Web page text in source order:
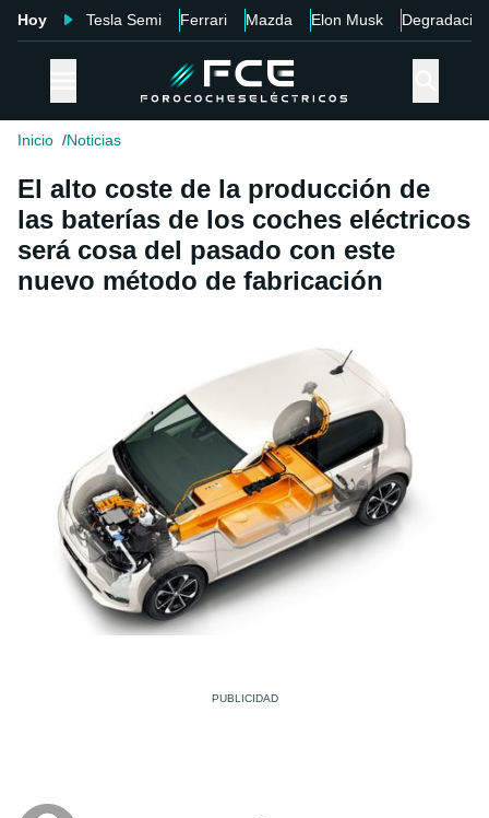
Hoy Tesla Semi Ferrari Mazda Elon Musk Degradación
Inicio Noticias
El alto coste de la producción de
las baterías de los coches eléctricos
será cosa del pasado con este
nuevo método de fabricación